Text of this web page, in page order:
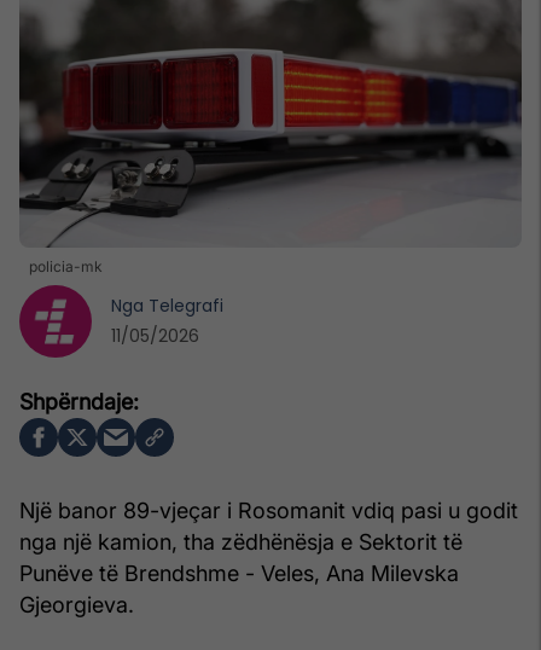
policia-mk
Një banor 89-vjeçar i Rosomanit vdiq pasi u godit
nga një kamion, tha zëdhënësja e Sektorit të
Punëve të Brendshme - Veles, Ana Milevska
Gjeorgieva.
Nga Telegrafi
11/05/2026